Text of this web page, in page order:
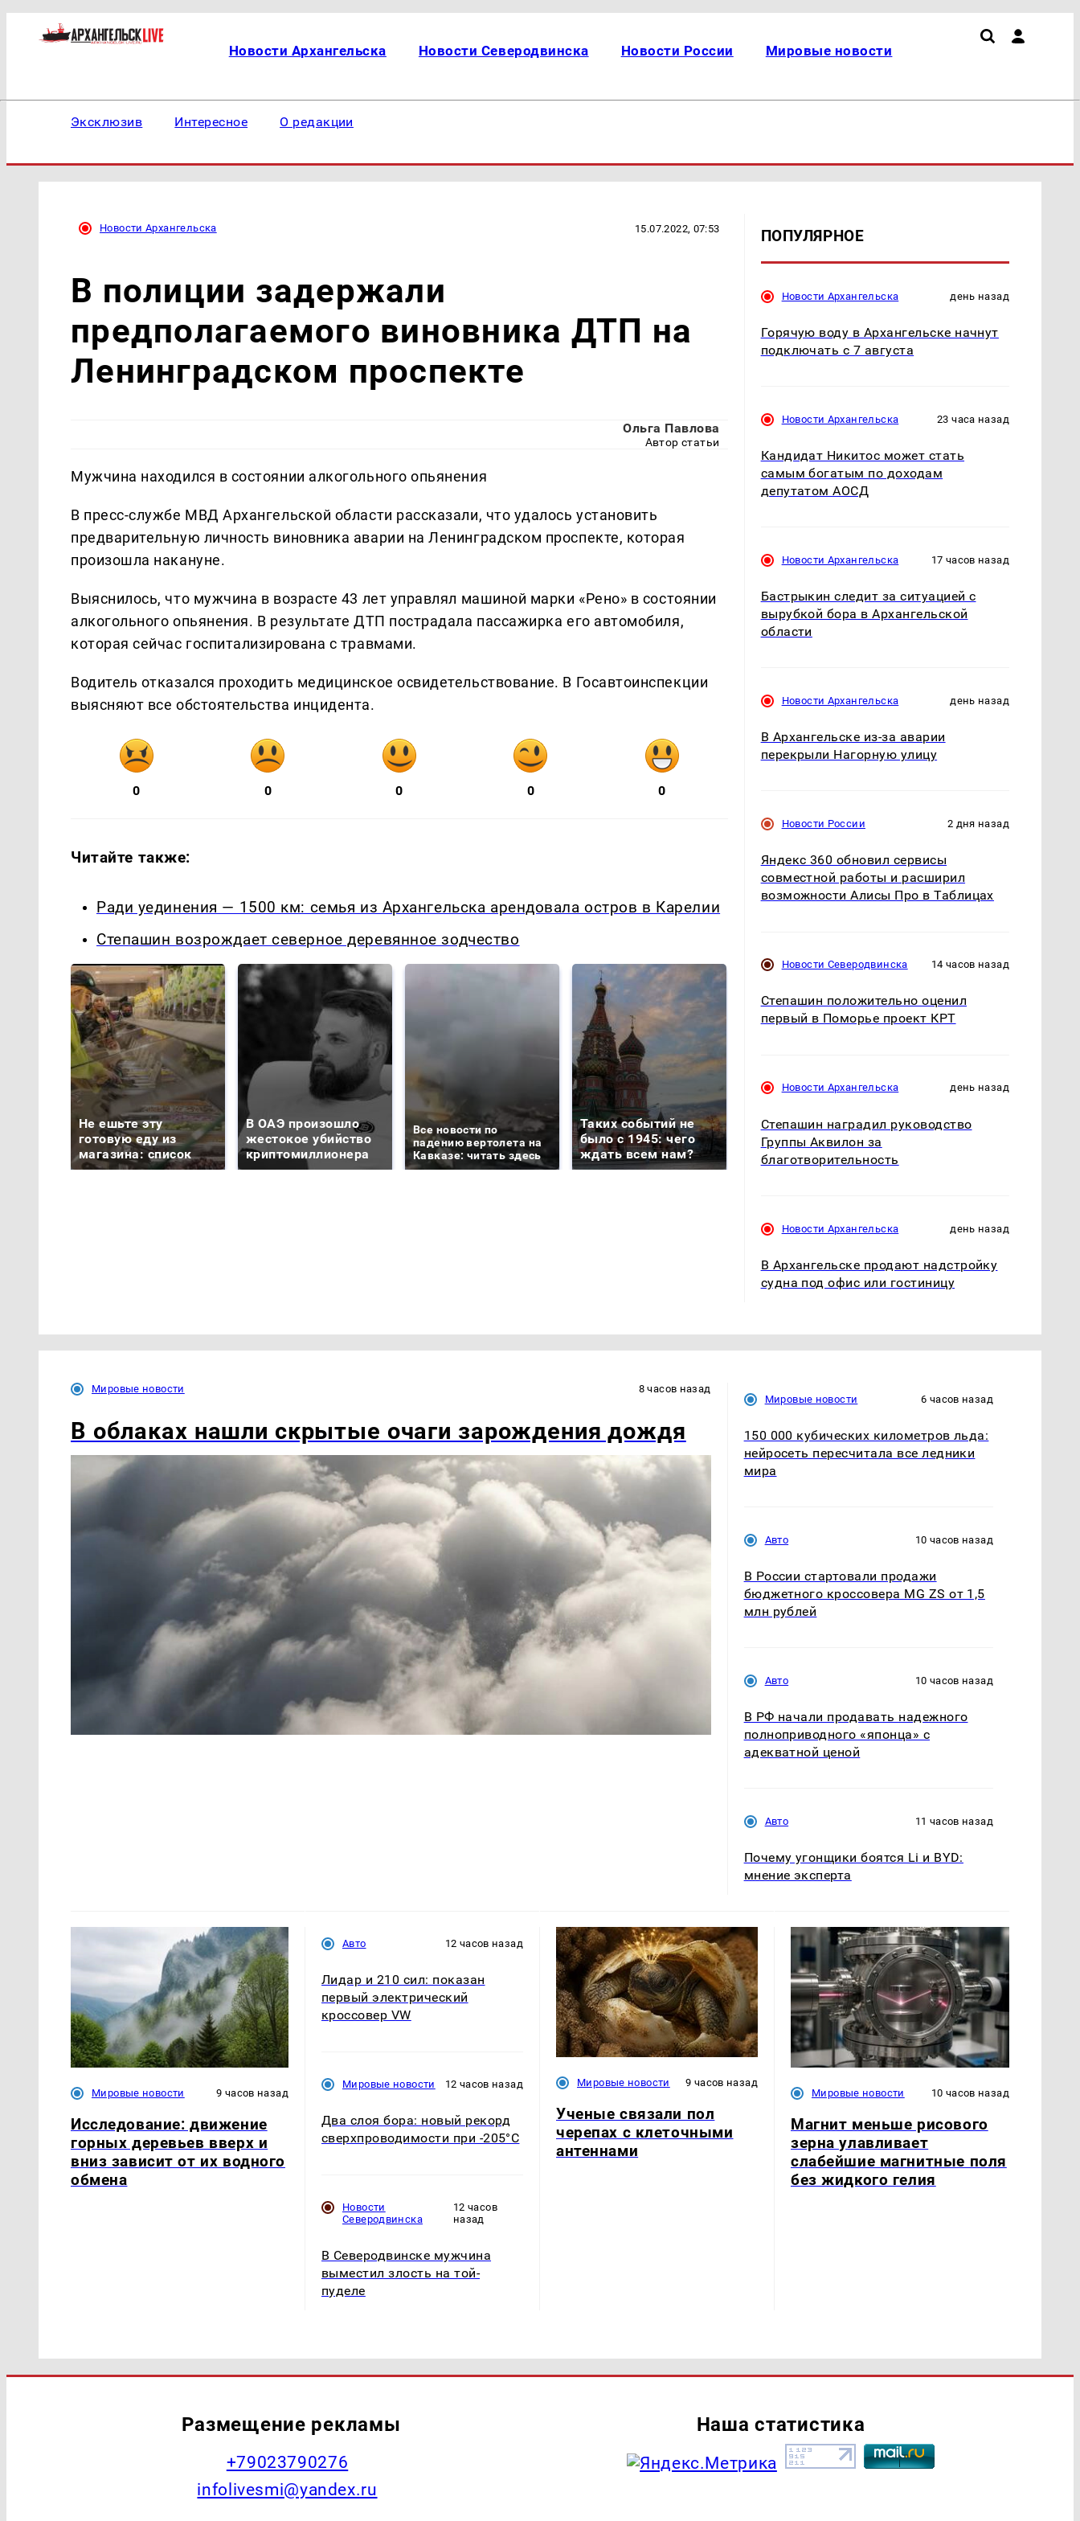
Новости Архангельска Новости Северодвинска Новости России Мировые новости
Эксклюзив Интересное О редакции
Новости Архангельска 15.07.2022, 07:53
В полиции задержали
предполагаемого виновника ДТП на
Ленинградском проспекте
Ольга Павлова
Автор статьи
Мужчина находился в состоянии алкогольного опьянения
В пресс-службе МВД Архангельской области рассказали, что удалось установить
предварительную личность виновника аварии на Ленинградском проспекте, которая
произошла накануне.
Выяснилось, что мужчина в возрасте 43 лет управлял машиной марки «Рено» в состоянии
алкогольного опьянения. В результате ДТП пострадала пассажирка его автомобиля,
которая сейчас госпитализирована с травмами.
Водитель отказался проходить медицинское освидетельствование. В Госавтоинспекции
выясняют все обстоятельства инцидента.
0 0 0 0 0
Читайте также:
Ради уединения — 1500 км: семья из Архангельска арендовала остров в Карелии
Степашин возрождает северное деревянное зодчество
Не ешьте эту
готовую еду из
магазина: список
В ОАЭ произошло
жестокое убийство
криптомиллионера
Все новости по
падению вертолета на
Кавказе: читать здесь
Таких событий не
было с 1945: чего
ждать всем нам?
В магазинах России
ажиотаж из-за этого
продукта: что купить?
полицейскую
ПОПУЛЯРНОЕ
Новости Архангельска день назад
Горячую воду в Архангельске начнут
подключать с 7 августа
Новости Архангельска 23 часа назад
Кандидат Никитос может стать
самым богатым по доходам
депутатом АОСД
Новости Архангельска 17 часов назад
Бастрыкин следит за ситуацией с
вырубкой бора в Архангельской
области
Новости Архангельска день назад
В Архангельске из-за аварии
перекрыли Нагорную улицу
Новости России 2 дня назад
Яндекс 360 обновил сервисы
совместной работы и расширил
возможности Алисы Про в Таблицах
Новости Северодвинска 14 часов назад
Степашин положительно оценил
первый в Поморье проект КРТ
Новости Архангельска день назад
Степашин наградил руководство
Группы Аквилон за
благотворительность
Новости Архангельска день назад
В Архангельске продают надстройку
судна под офис или гостиницу
Мировые новости 8 часов назад
В облаках нашли скрытые очаги зарождения дождя
Мировые новости 6 часов назад
150 000 кубических километров льда:
нейросеть пересчитала все ледники
мира
Авто 10 часов назад
В России стартовали продажи
бюджетного кроссовера MG ZS от 1,5
млн рублей
Авто 10 часов назад
В РФ начали продавать надежного
полноприводного «японца» с
адекватной ценой
Авто 11 часов назад
Почему угонщики боятся Li и BYD:
мнение эксперта
Мировые новости 9 часов назад
Исследование: движение
горных деревьев вверх и
вниз зависит от их водного
обмена
Авто 12 часов назад
Лидар и 210 сил: показан
первый электрический
кроссовер VW
Мировые новости 12 часов назад
Два слоя бора: новый рекорд
сверхпроводимости при -205°C
Новости
Северодвинска
12 часов
назад
В Северодвинске мужчина
выместил злость на той-
пуделе
Мировые новости 9 часов назад
Ученые связали пол
черепах с клеточными
антеннами
Мировые новости 10 часов назад
Магнит меньше рисового
зерна улавливает
слабейшие магнитные поля
без жидкого гелия
Размещение рекламы
+79023790276
infolivesmi@yandex.ru
Наша статистика